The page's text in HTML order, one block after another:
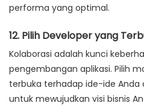
performa yang optimal.
12. Pilih Developer yang
Kolaborasi adalah kunci
pengembangan aplikasi. Pilih
terbuka terhadap ide-ide Anda
untuk mewujudkan visi bisnis